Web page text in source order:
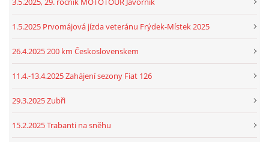
1.5.2025 Prvomájová jízda veteránu Frýdek-Místek 2025
26.4.2025 200 km Československem
11.4.-13.4.2025 Zahájení sezony Fiat 126
29.3.2025 Zubři
15.2.2025 Trabanti na sněhu